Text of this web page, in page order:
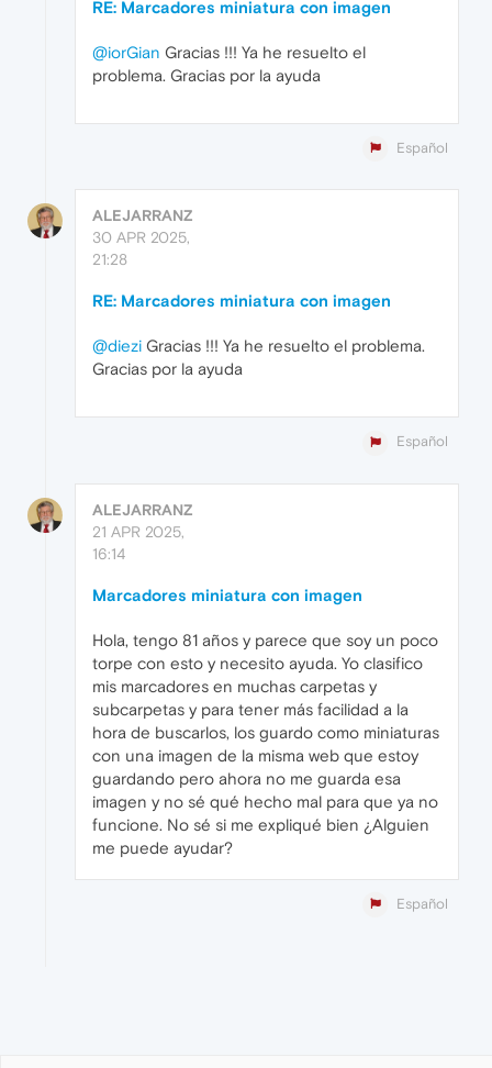
RE: Marcadores miniatura con imagen
@iorGian Gracias !!! Ya he resuelto el
problema. Gracias por la ayuda
Español
ALEJARRANZ
30 APR 2025,
21:28
RE: Marcadores miniatura con imagen
@diezi Gracias !!! Ya he resuelto el problema.
Gracias por la ayuda
Español
ALEJARRANZ
21 APR 2025,
16:14
Marcadores miniatura con imagen
Hola, tengo 81 años y parece que soy un poco
torpe con esto y necesito ayuda. Yo clasifico
mis marcadores en muchas carpetas y
subcarpetas y para tener más facilidad a la
hora de buscarlos, los guardo como miniaturas
con una imagen de la misma web que estoy
guardando pero ahora no me guarda esa
imagen y no sé qué hecho mal para que ya no
funcione. No sé si me expliqué bien ¿Alguien
me puede ayudar?
Español